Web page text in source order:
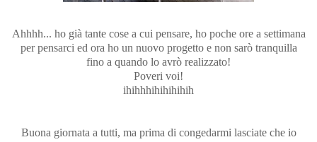
Ahhhh... ho già tante cose a cui pensare, ho poche ore a settimana
per pensarci ed ora ho un nuovo progetto e non sarò tranquilla
fino a quando lo avrò realizzato!
Poveri voi!
ihihhhihihihihih
Buona giornata a tutti, ma prima di congedarmi lasciate che io